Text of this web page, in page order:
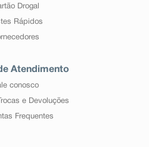
Drogal
Rápidos
Atendimento
conosco
e Devoluções
Frequentes